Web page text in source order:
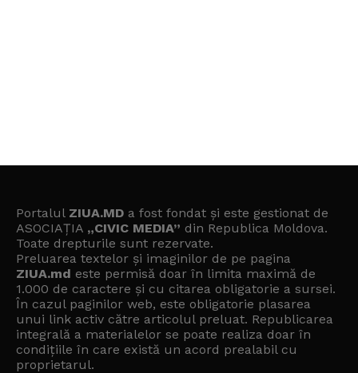
Portalul ZIUA.MD a fost fondat și este gestionat de
ASOCIAȚIA „CIVIC MEDIA” din Republica Moldova.
Toate drepturile sunt rezervate.
Preluarea textelor și imaginilor de pe pagina
ZIUA.md este permisă doar în limita maximă de
1.000 de caractere și cu citarea obligatorie a sursei.
În cazul paginilor web, este obligatorie plasarea
unui link activ către articolul preluat. Republicarea
integrală a materialelor se poate realiza doar în
condițiile în care există un acord prealabil cu
proprietarul.